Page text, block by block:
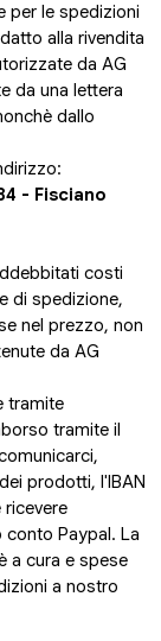
per le spedizioni
alla rivendita
da AG
da una lettera
dallo
- Fisciano
costi
di spedizione,
nel prezzo, non
da AG
tramite
tramite il
prodotti, l'IBAN
Paypal. La
a cura e spese
a nostro